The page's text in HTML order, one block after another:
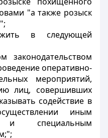
"а также розыск
в следующей
законодательством
оперативно-
мероприятий,
лиц, совершивших
содействие в
иным
и специальным